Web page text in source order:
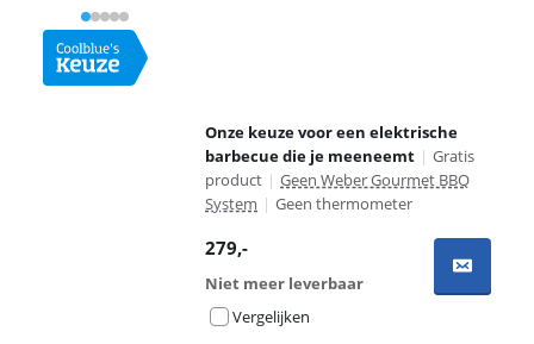
Onze keuze voor een elektrische
barbecue die je meeneemt | Gratis
product | Geen Weber Gourmet BBQ
System | Geen thermometer
279,-
Niet meer leverbaar
Vergelijken